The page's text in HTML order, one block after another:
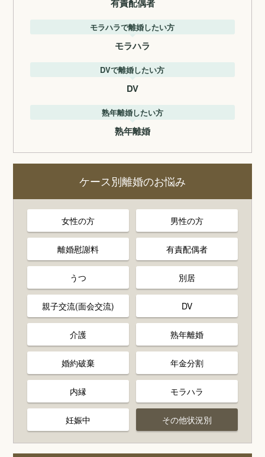
有責配偶者
モラハラで離婚したい方
モラハラ
DVで離婚したい方
DV
熟年離婚したい方
熟年離婚
ケース別離婚のお悩み
女性の方 男性の方
離婚慰謝料 有責配偶者
うつ 別居
親子交流(面会交流) DV
介護 熟年離婚
婚約破棄 年金分割
内縁 モラハラ
妊娠中 その他状況別